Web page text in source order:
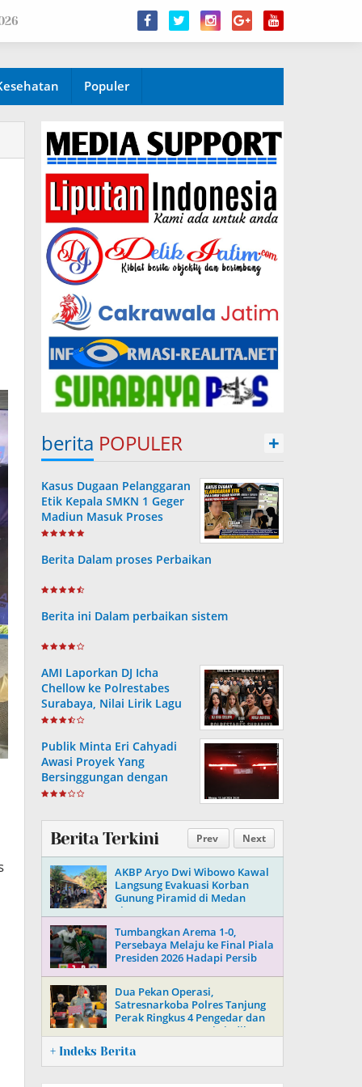
Populer
berita POPULER +
Kasus Dugaan Pelanggaran
Etik Kepala SMKN 1 Geger
Madiun Masuk Proses
Disdik Jatim
Berita Dalam proses Perbaikan
Berita ini Dalam perbaikan sistem
AMI Laporkan DJ Icha
Chellow ke Polrestabes
Surabaya, Nilai Lirik Lagu
Berpotensi Merusak Moral
Publik Minta Eri Cahyadi
Awasi Proyek Yang
Bersinggungan dengan
Aset Telkom di Surabaya
Prev Next
Berita Terkini
AKBP Aryo Dwi Wibowo Kawal
Langsung Evakuasi Korban
Gunung Piramid di Medan
Ekstrem
Tumbangkan Arema 1-0,
Persebaya Melaju ke Final Piala
Presiden 2026 Hadapi Persib
Dua Pekan Operasi,
Satresnarkoba Polres Tanjung
Perak Ringkus 4 Pengedar dan
Putus 3 Mata Rantai Sindikat
Sabu-Ekstasi
+ Indeks Berita